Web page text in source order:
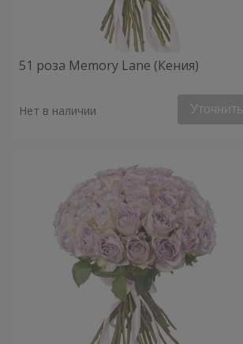
51 роза Memory Lane (Кения)
Нет в наличии Уточнить